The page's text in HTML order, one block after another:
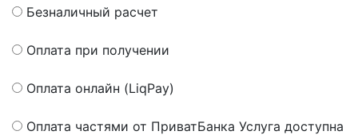
Безналичный расчет
Оплата при получении
Оплата онлайн (LiqPay)
Оплата частями от ПриватБанка Услуга доступна